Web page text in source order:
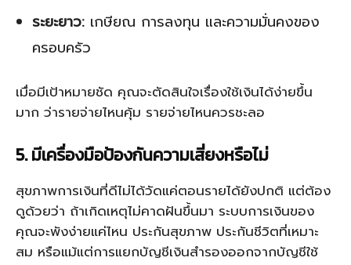
ระยะยาว: เกษียณ การลงทุน และความมั่นคงของ
ครอบครัว
เมื่อมีเป้าหมายชัด คุณจะตัดสินใจเรื่องใช้เงินได้ง่ายขึ้น
มาก ว่ารายจ่ายไหนคุ้ม รายจ่ายไหนควรชะลอ
5. มีเครื่องมือป้องกันความเสี่ยงหรือไม่
สุขภาพการเงินที่ดีไม่ได้วัดแค่ตอนรายได้ยังปกติ แต่ต้อง
ดูด้วยว่า ถ้าเกิดเหตุไม่คาดฝันขึ้นมา ระบบการเงินของ
คุณจะพังง่ายแค่ไหน ประกันสุขภาพ ประกันชีวิตที่เหมาะ
สม หรือแม้แต่การแยกบัญชีเงินสำรองออกจากบัญชีใช้